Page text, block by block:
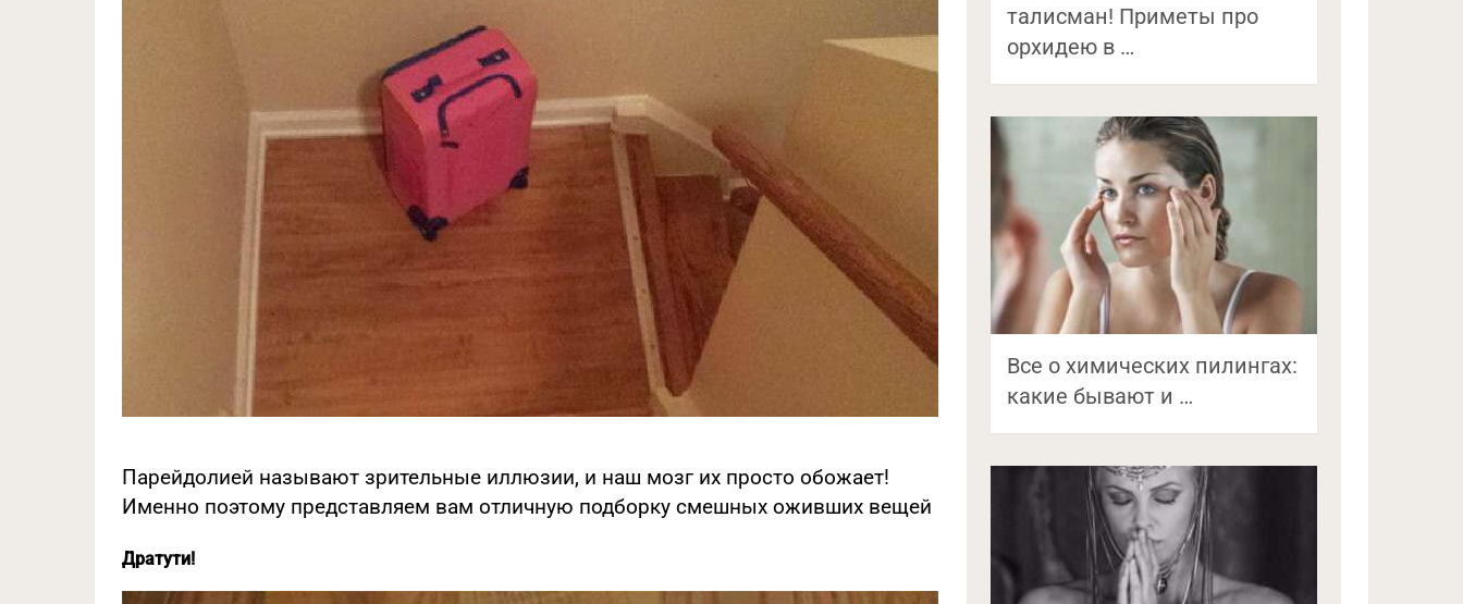
Парейдолией называют зрительные иллюзии, и наш мозг их просто обожает!
Именно поэтому представляем вам отличную подборку смешных оживших вещей
Дратути!
талисман! Приметы про
орхидею в …
Все о химических пилингах:
какие бывают и …